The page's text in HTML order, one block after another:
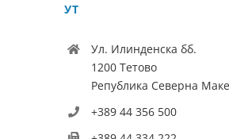
УТ
Ул. Илинденска бб.
1200 Тетово
Република Северна
+389 44 356 500